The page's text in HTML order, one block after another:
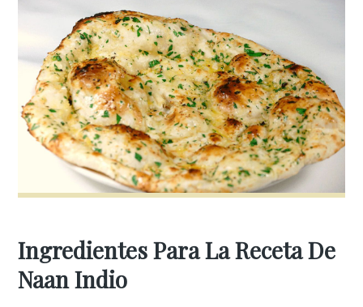
Ingredientes Para La Receta De
Naan Indio